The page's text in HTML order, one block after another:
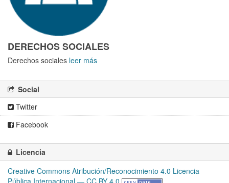
DERECHOS SOCIALES
Derechos sociales leer más
Social
Twitter
Facebook
Licencia
Creative Commons Atribución/Reconocimiento 4.0 Licencia
Pública Internacional — CC BY 4.0